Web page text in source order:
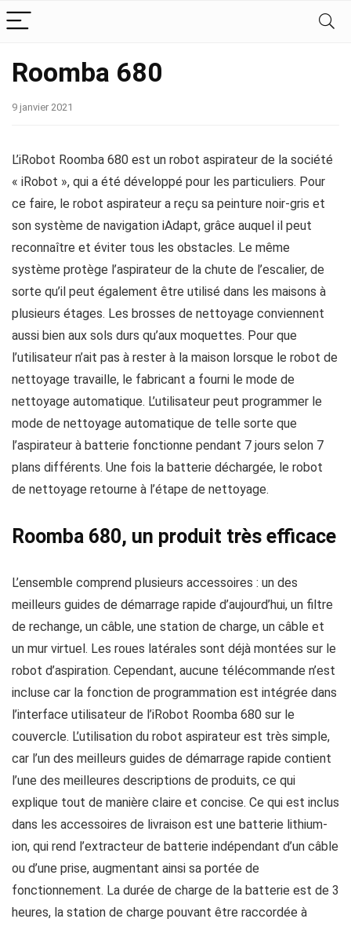
Roomba 680
9 janvier 2021
L’iRobot Roomba 680 est un robot aspirateur de la société
« iRobot », qui a été développé pour les particuliers. Pour
ce faire, le robot aspirateur a reçu sa peinture noir-gris et
son système de navigation iAdapt, grâce auquel il peut
reconnaître et éviter tous les obstacles. Le même
système protège l’aspirateur de la chute de l’escalier, de
sorte qu’il peut également être utilisé dans les maisons à
plusieurs étages. Les brosses de nettoyage conviennent
aussi bien aux sols durs qu’aux moquettes. Pour que
l’utilisateur n’ait pas à rester à la maison lorsque le robot de
nettoyage travaille, le fabricant a fourni le mode de
nettoyage automatique. L’utilisateur peut programmer le
mode de nettoyage automatique de telle sorte que
l’aspirateur à batterie fonctionne pendant 7 jours selon 7
plans différents. Une fois la batterie déchargée, le robot
de nettoyage retourne à l’étape de nettoyage.
Roomba 680, un produit très efficace
L’ensemble comprend plusieurs accessoires : un des
meilleurs guides de démarrage rapide d’aujourd’hui, un filtre
de rechange, un câble, une station de charge, un câble et
un mur virtuel. Les roues latérales sont déjà montées sur le
robot d’aspiration. Cependant, aucune télécommande n’est
incluse car la fonction de programmation est intégrée dans
l’interface utilisateur de l’iRobot Roomba 680 sur le
couvercle. L’utilisation du robot aspirateur est très simple,
car l’un des meilleurs guides de démarrage rapide contient
l’une des meilleures descriptions de produits, ce qui
explique tout de manière claire et concise. Ce qui est inclus
dans les accessoires de livraison est une batterie lithium-
ion, qui rend l’extracteur de batterie indépendant d’un câble
ou d’une prise, augmentant ainsi sa portée de
fonctionnement. La durée de charge de la batterie est de 3
heures, la station de charge pouvant être raccordée à